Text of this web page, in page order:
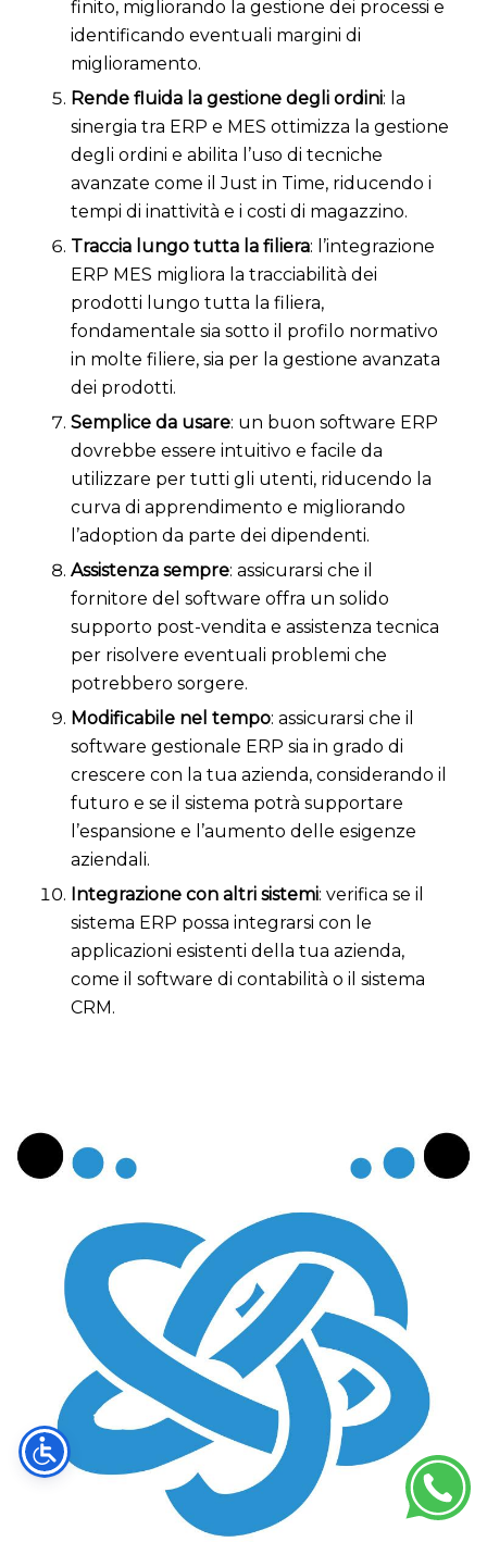
finito, migliorando la gestione dei processi e
identificando eventuali margini di
miglioramento.
Rende fluida la gestione degli ordini: la
sinergia tra ERP e MES ottimizza la gestione
degli ordini e abilita l’uso di tecniche
avanzate come il Just in Time, riducendo i
tempi di inattività e i costi di magazzino.
Traccia lungo tutta la filiera: l’integrazione
ERP MES migliora la tracciabilità dei
prodotti lungo tutta la filiera,
fondamentale sia sotto il profilo normativo
in molte filiere, sia per la gestione avanzata
dei prodotti.
Semplice da usare: un buon software ERP
dovrebbe essere intuitivo e facile da
utilizzare per tutti gli utenti, riducendo la
curva di apprendimento e migliorando
l’adoption da parte dei dipendenti.
Assistenza sempre: assicurarsi che il
fornitore del software offra un solido
supporto post-vendita e assistenza tecnica
per risolvere eventuali problemi che
potrebbero sorgere.
Modificabile nel tempo: assicurarsi che il
software gestionale ERP sia in grado di
crescere con la tua azienda, considerando il
futuro e se il sistema potrà supportare
l’espansione e l’aumento delle esigenze
aziendali.
Integrazione con altri sistemi: verifica se il
sistema ERP possa integrarsi con le
applicazioni esistenti della tua azienda,
come il software di contabilità o il sistema
CRM.